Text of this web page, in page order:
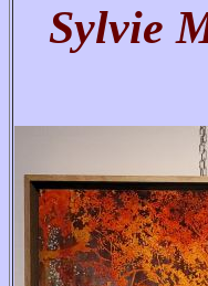
Sylvie